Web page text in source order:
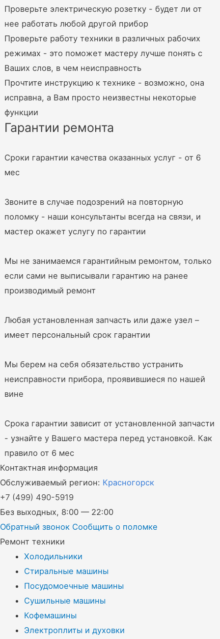
Проверьте электрическую розетку - будет ли от
нее работать любой другой прибор
Проверьте работу техники в различных рабочих
режимах - это поможет мастеру лучше понять с
Ваших слов, в чем неисправность
Прочтите инструкцию к технике - возможно, она
исправна, а Вам просто неизвестны некоторые
функции
Гарантии ремонта
Сроки гарантии качества оказанных услуг - от 6
мес
Звоните в случае подозрений на повторную
поломку - наши консультанты всегда на связи, и
мастер окажет услугу по гарантии
Мы не занимаемся гарантийным ремонтом, только
если сами не выписывали гарантию на ранее
производимый ремонт
Любая установленная запчасть или даже узел –
имеет персональный срок гарантии
Мы берем на себя обязательство устранить
неисправности прибора, проявившиеся по нашей
вине
Срока гарантии зависит от установленной запчасти
- узнайте у Вашего мастера перед установкой. Как
правило от 6 мес
Контактная информация
Обслуживаемый регион: Красногорск
+7 (499) 490-5919
Без выходных, 8:00 — 22:00
Обратный звонок Сообщить о поломке
Ремонт техники
Холодильники
Стиральные машины
Посудомоечные машины
Сушильные машины
Кофемашины
Электроплиты и духовки